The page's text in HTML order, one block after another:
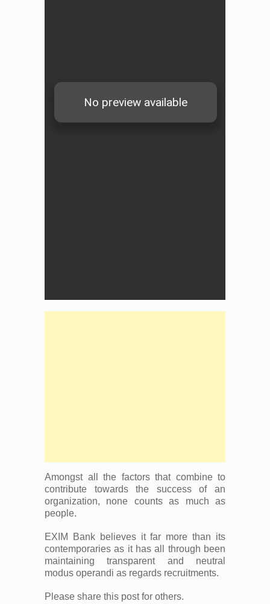
Amongst all the factors that combine to
contribute towards the success of an
organization, none counts as much as
people.
EXIM Bank believes it far more than its
contemporaries as it has all through been
maintaining transparent and neutral
modus operandi as regards recruitments.
Please share this post for others.